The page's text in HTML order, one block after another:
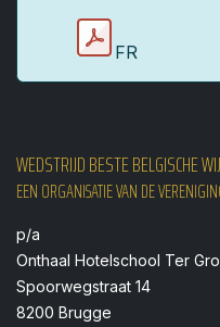
FR
WEDSTRIJD BESTE BELGISCHE
EEN ORGANISATIE VAN DE
p/a
Onthaal Hotelschool Ter
Spoorwegstraat 14
8200 Brugge